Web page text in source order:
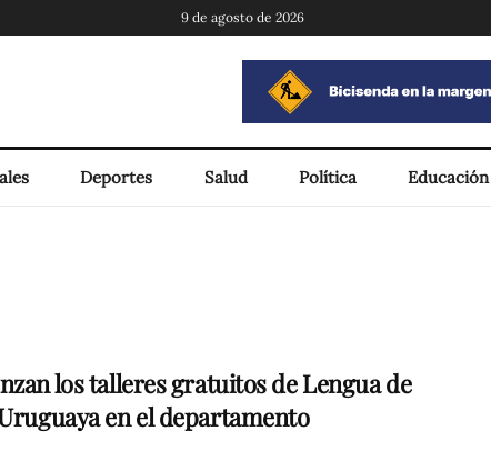
9 de agosto de 2026
Deportes Salud Política Educación
los talleres gratuitos de Lengua de
en el departamento